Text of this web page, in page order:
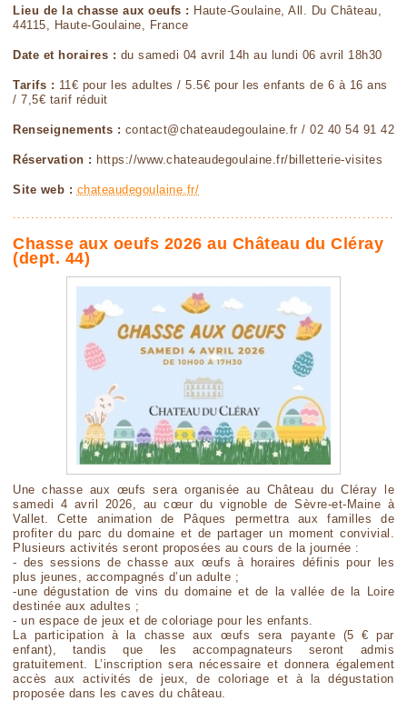
Lieu de la chasse aux oeufs : Haute-Goulaine, All. Du Château,
44115, Haute-Goulaine, France
Date et horaires : du samedi 04 avril 14h au lundi 06 avril 18h30
Tarifs : 11€ pour les adultes / 5.5€ pour les enfants de 6 à 16 ans
/ 7,5€ tarif réduit
Renseignements : contact@chateaudegoulaine.fr / 02 40 54 91 42
Réservation : https://www.chateaudegoulaine.fr/billetterie-visites
Site web : chateaudegoulaine.fr/
Chasse aux oeufs 2026 au Château du Cléray
(dept. 44)
Une chasse aux œufs sera organisée au Château du Cléray le
samedi 4 avril 2026, au cœur du vignoble de Sèvre-et-Maine à
Vallet. Cette animation de Pâques permettra aux familles de
profiter du parc du domaine et de partager un moment convivial.
Plusieurs activités seront proposées au cours de la journée :
- des sessions de chasse aux œufs à horaires définis pour les
plus jeunes, accompagnés d’un adulte ;
-une dégustation de vins du domaine et de la vallée de la Loire
destinée aux adultes ;
- un espace de jeux et de coloriage pour les enfants.
La participation à la chasse aux œufs sera payante (5 € par
enfant), tandis que les accompagnateurs seront admis
gratuitement. L’inscription sera nécessaire et donnera également
accès aux activités de jeux, de coloriage et à la dégustation
proposée dans les caves du château.